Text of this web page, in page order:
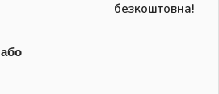
безкоштовна!